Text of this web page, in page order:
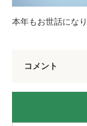
本年もお世話にな
コメント